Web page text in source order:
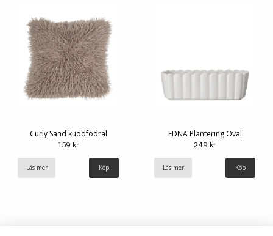
Curly Sand kuddfodral
159 kr
Läs mer
EDNA Plantering Oval
249 kr
Läs mer